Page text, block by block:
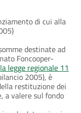
di cui alla
destinate ad
Foncooper-
legge regionale 11
2005), è
restituzione dei
a valere sul fondo